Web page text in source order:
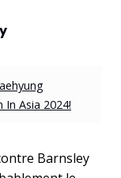
Asia 2024!
Barnsley